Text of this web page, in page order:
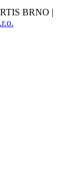
BRNO |